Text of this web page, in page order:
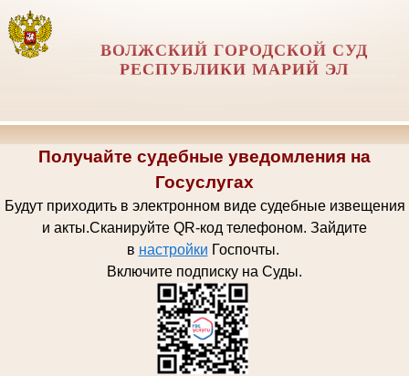
ВОЛЖСКИЙ ГОРОДСКОЙ СУД
РЕСПУБЛИКИ МАРИЙ ЭЛ
Получайте судебные уведомления на
Госуслугах
Будут приходить в электронном виде судебные извещения
и акты.Сканируйте QR-код телефоном. Зайдите
в настройки Госпочты.
Включите подписку на Суды.